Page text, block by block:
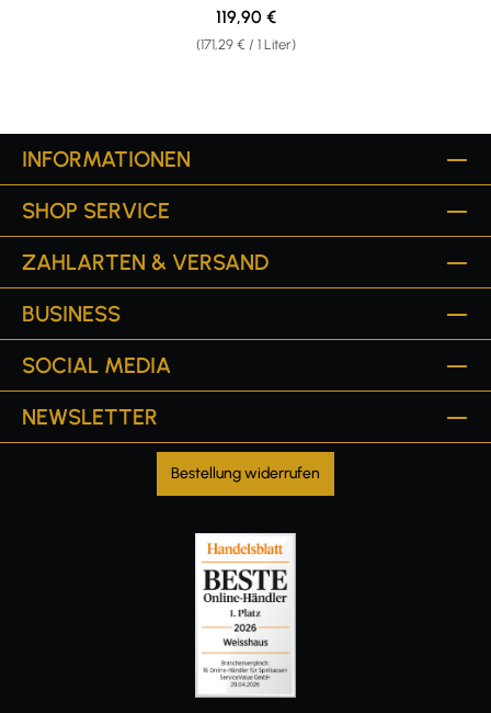
(171,29 € / 1 Liter)
Regulärer Preis:
119,90 €
INFORMATIONEN
SHOP SERVICE
ZAHLARTEN & VERSAND
BUSINESS
SOCIAL MEDIA
NEWSLETTER
Bestellung widerrufen